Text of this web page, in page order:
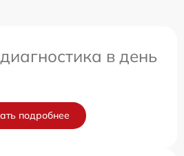
в день
подробнее